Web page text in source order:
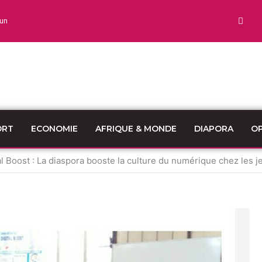
ECONOMIE AFRIQUE & MONDE DIAPORA
Boost : La diaspora booste la culture du numérique chez les